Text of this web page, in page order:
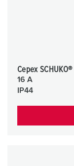
Cepex
16 A
IP44